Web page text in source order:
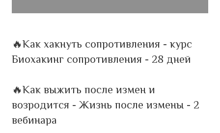
🔥Как хакнуть сопротивления - курс
Биохакинг сопротивления - 28 дней
🔥Как выжить после измен и
возродится - Жизнь после измены - 2
вебинара